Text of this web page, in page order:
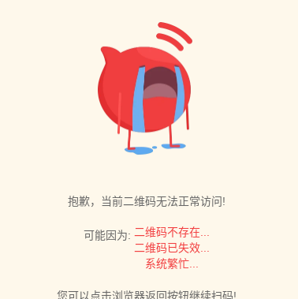
抱歉，当前二维码无法正常访问!
可能因为: 二维码不存在...
二维码已失效...
系统繁忙...
您可以点击浏览器返回按钮继续扫码!